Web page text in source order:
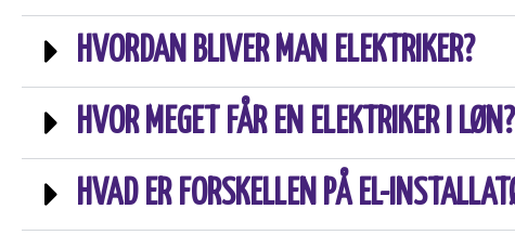
HVORDAN BLIVER MAN ELEKTRIKER?
HVOR MEGET FÅR EN ELEKTRIKER I LØN?
HVAD ER FORSKELLEN PÅ EL-